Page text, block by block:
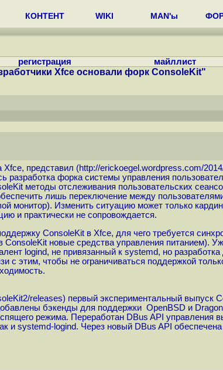
КОНТЕНТ WIKI MAN'ы
регистрация майллист
Xfce основали форк ConsoleKit"
Xfce, представил (http://erickoegel.wordpress.com/
разработка форка системы управления
методы отслеживания пользовательских
лишь переключение между
монитор). Изменить ситуацию может только
и практически не сопровождается.
ConsoleKit в Xfce, для чего требуется
новые средства управления питанием).
logind, не привязанный к systemd, но
с этим, чтобы не ограничиваться поддержкой
releases) первый экспериментальный выпуск
бэкенды для поддержки OpenBSD и
режима. Переработан DBus API
и systemd-logind. Через новый DBus API